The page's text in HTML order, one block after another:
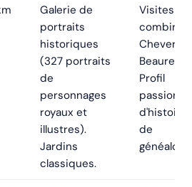
Galerie de
portraits
historiques
(327 portraits
de
personnages
royaux et
illustres).
Jardins
classiques.
Visites
Cheverny
Profil
passionné
d'histoire
de